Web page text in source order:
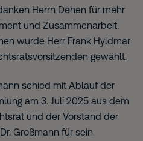
Herrn Dehen für mehr
und Zusammenarbeit.
wurde Herr Frank Hyldmar
gewählt.
schied mit Ablauf der
am 3. Juli 2025 aus dem
und der Vorstand der
Großmann für sein